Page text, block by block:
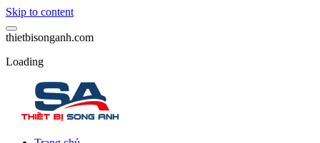
Skip to content
thietbisonganh.com
Loading